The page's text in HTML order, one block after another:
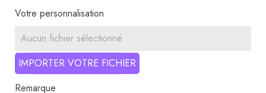
Votre personnalisation
Aucun fichier sélectionné
IMPORTER VOTRE FICHIER
Remarque